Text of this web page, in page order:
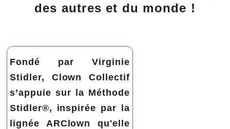
des autres et du monde !
Fondé par Virginie
Stidler, Clown Collectif
s’appuie sur la Méthode
Stidler®, inspirée par la
lignée ARClown qu'elle